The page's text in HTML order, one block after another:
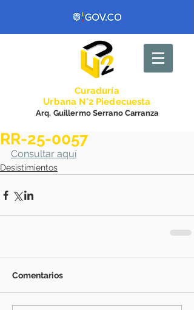
Curaduría
Urbana N°2 Piedecuesta
Arq. Guillermo Serrano Carranza
RR-25-0057
Consultar aquí
Desistimientos
Comentarios